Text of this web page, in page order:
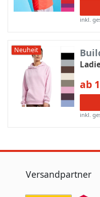
inkl.
Neuheit
ab
inkl.
Versandpartner